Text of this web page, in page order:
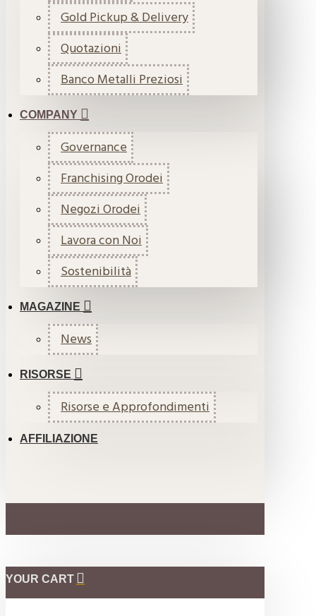
Gold Pickup & Delivery
Quotazioni
Banco Metalli Preziosi
COMPANY
Governance
Franchising Orodei
Negozi Orodei
Lavora con Noi
Sostenibilità
MAGAZINE
News
RISORSE
Risorse e Approfondimenti
AFFILIAZIONE
YOUR CART